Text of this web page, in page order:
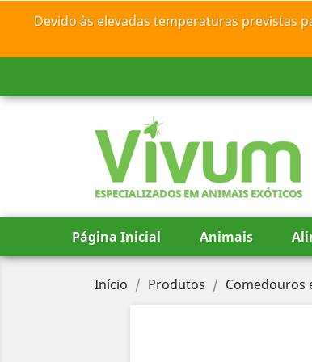
Devido às elevadas temperaturas previstas
ESPECIALIZADOS EM ANIMAIS EXÓTICOS
Página Inicial Animais
Início Produtos Comedouros